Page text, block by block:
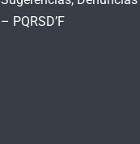
– PQRSD’F